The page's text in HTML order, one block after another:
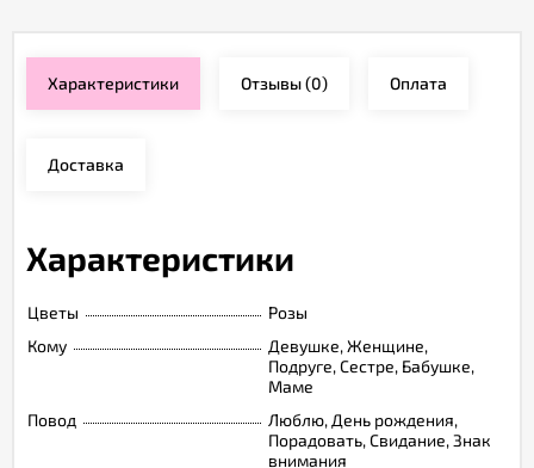
Характеристики Отзывы(0) Оплата
Доставка
Характеристики
Цветы
Розы
Кому
Девушке, Женщине,
Подруге, Сестре, Бабушке,
Маме
Повод
Люблю, День рождения,
Порадовать, Свидание, Знак
внимания